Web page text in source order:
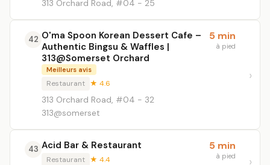
313 Orchard Road, #04 - 25
42 O'ma Spoon Korean Dessert Cafe –
Authentic Bingsu & Waffles |
313@Somerset Orchard
Meilleurs avis
Restaurant ★ 4.6
313 Orchard Road, #04 - 32
313@somerset
5 min
à pied
43 Acid Bar & Restaurant
Restaurant ★ 4.4
5 min
à pied